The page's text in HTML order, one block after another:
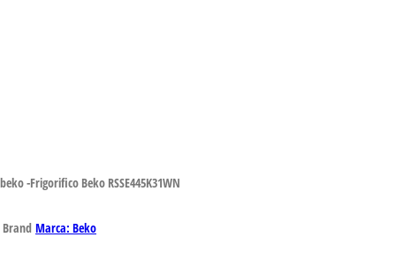
beko -Frigorifico Beko RSSE445K31WN
Brand Marca: Beko